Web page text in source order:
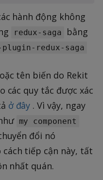
hành động không
redux-saga
bằng
redux-saga
tên biến do Rekit
các quy tắc được xác
ở đây . Vì vậy, ngay
my component
đổi nó
cách tiếp cận này, tất
nhất quán.